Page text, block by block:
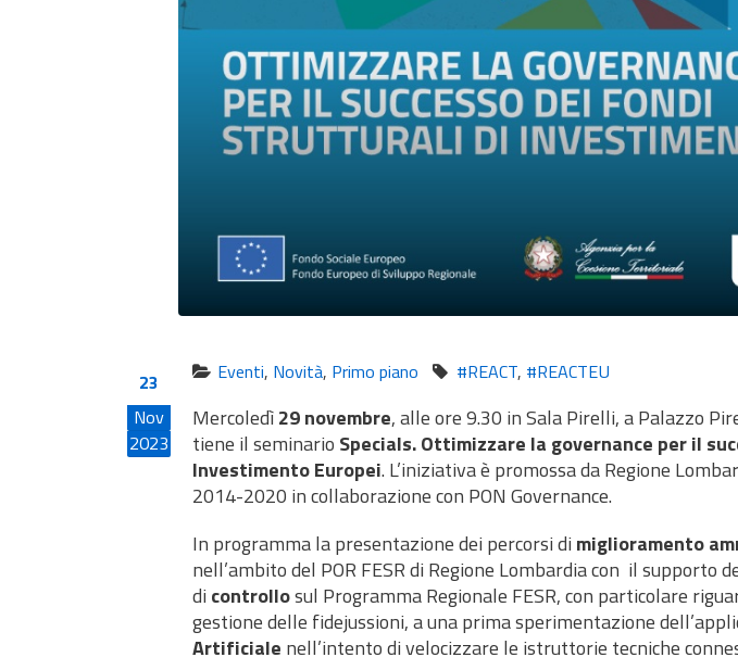
23
Nov
2023
Eventi, Novità, Primo piano #REACT, #REACTEU
Mercoledì29 novembre, alle ore 9.30 in Sala Pirelli, a Palazzo
tiene il seminario Specials. Ottimizzare la governance per il
Investimento Europei. L’iniziativa è promossa da Regione
2014-2020 in collaborazione con PON Governance.
In programma la presentazione dei percorsi di miglioramento
nell’ambito del POR FESR di Regione Lombardia con il supporto
di controllosul Programma Regionale FESR, con particolare
gestione delle fidejussioni, a una prima sperimentazione
Artificiale nell’intento di velocizzare le istruttorie tecniche